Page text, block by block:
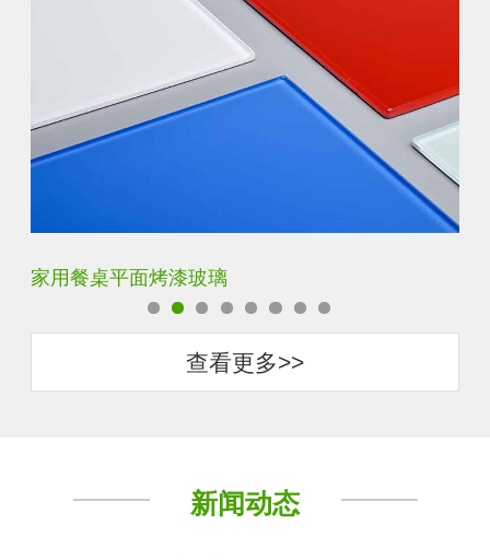
家用餐桌平面烤漆玻璃
查看更多>>
新闻动态